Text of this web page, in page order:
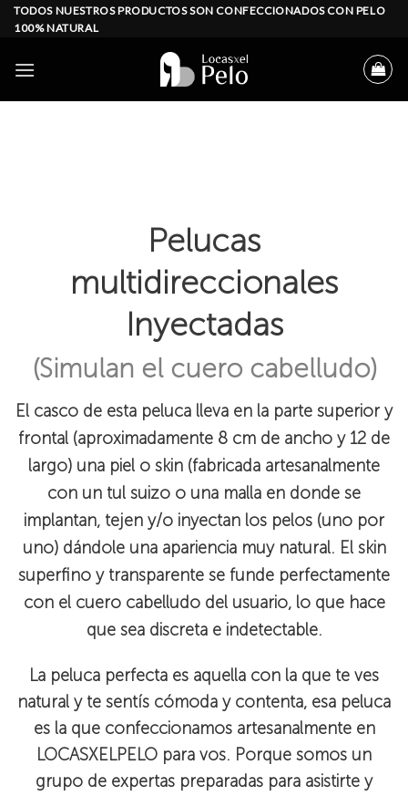
SkipTODOS NUESTROS PRODUCTOS SON CONFECCIONADOS CON PELO
100% NATURAL
Pelucas
multidireccionales
Inyectadas
(Simulan el cuero cabelludo)
El casco de esta peluca lleva en la parte superior y
frontal (aproximadamente 8 cm de ancho y 12 de
largo) una piel o skin (fabricada artesanalmente
con un tul suizo o una malla en donde se
implantan, tejen y/o inyectan los pelos (uno por
uno) dándole una apariencia muy natural. El skin
superfino y transparente se funde perfectamente
con el cuero cabelludo del usuario, lo que hace
que sea discreta e indetectable.
La peluca perfecta es aquella con la que te ves
natural y te sentís cómoda y contenta, esa peluca
es la que confeccionamos artesanalmente en
LOCASXELPELO para vos. Porque somos un
grupo de expertas preparadas para asistirte y